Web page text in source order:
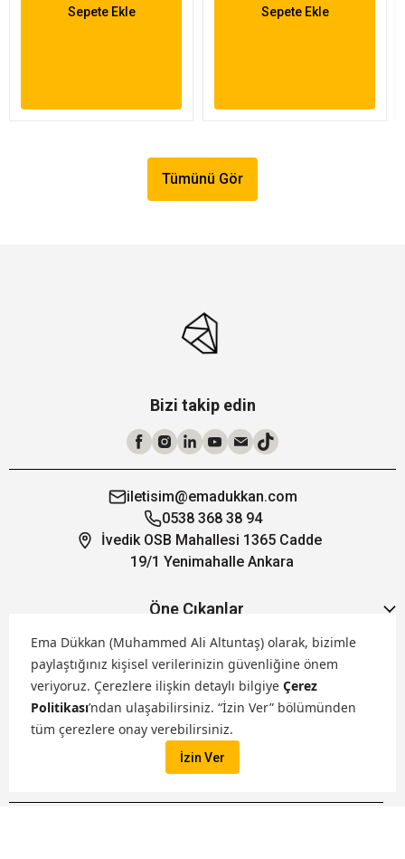
Ema Dükkan (Muhammed Ali Altuntaş) olarak, bizimle
paylaştığınız kişisel verilerinizin güvenliğine önem
veriyoruz. Çerezlere ilişkin detaylı bilgiye Çerez
Politikası’ndan ulaşabilirsiniz. “İzin Ver” bölümünden
tüm çerezlere onay verebilirsiniz.
İzin Ver
Sepete Ekle Sepete Ekle
Tümünü Gör
Bizi takip edin
iletisim@emadukkan.com
0538 368 38 94
İvedik OSB Mahallesi 1365 Cadde
19/1 Yenimahalle Ankara
Öne Çıkanlar
Hakkımızda
Markalarımız
Satış Kanallarımız